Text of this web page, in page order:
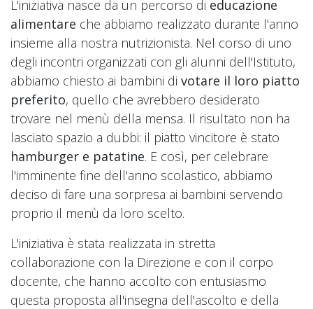
L'iniziativa nasce da un percorso di educazione
alimentare che abbiamo realizzato durante l'anno
insieme alla nostra nutrizionista. Nel corso di uno
degli incontri organizzati con gli alunni dell'Istituto,
abbiamo chiesto ai bambini di votare il loro piatto
preferito, quello che avrebbero desiderato
trovare nel menù della mensa. Il risultato non ha
lasciato spazio a dubbi: il piatto vincitore è stato
hamburger e patatine. E così, per celebrare
l'imminente fine dell'anno scolastico, abbiamo
deciso di fare una sorpresa ai bambini servendo
proprio il menù da loro scelto.
L'iniziativa è stata realizzata in stretta
collaborazione con la Direzione e con il corpo
docente, che hanno accolto con entusiasmo
questa proposta all'insegna dell'ascolto e della